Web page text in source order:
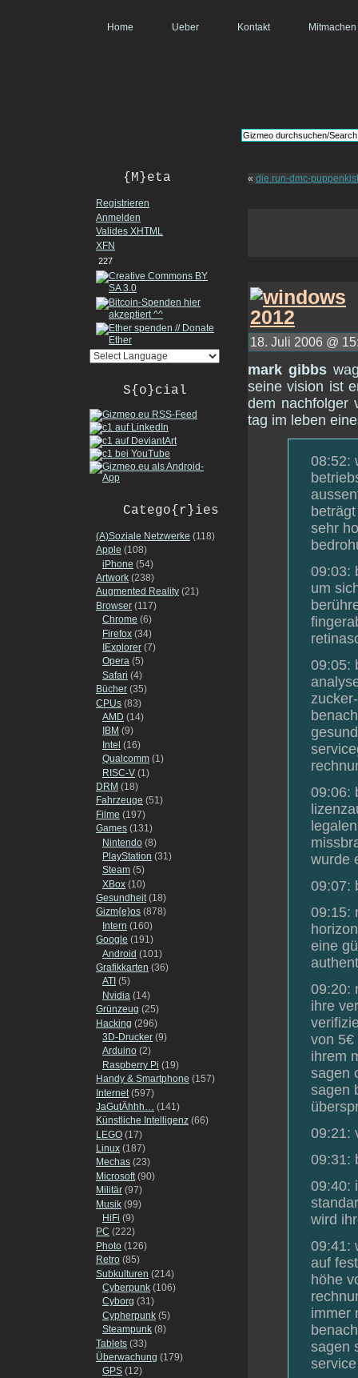
Home Ueber Kontakt Mitmachen
{M}eta
Registrieren
Anmelden
Valides XHTML
XFN
227
S{o}cial
Catego{r}ies
(A)Soziale Netzwerke (118)
Apple (108)
iPhone (54)
Artwork (238)
Augmented Reality (21)
Browser (117)
Chrome (6)
Firefox (34)
IExplorer (7)
Opera (5)
Safari (4)
Bücher (35)
CPUs (83)
AMD (14)
IBM (9)
Intel (16)
Qualcomm (1)
RISC-V (1)
DRM (18)
Fahrzeuge (51)
Filme (197)
Games (131)
Nintendo (8)
PlayStation (31)
Steam (5)
XBox (10)
Gesundheit(18)
Gizm{e}os (878)
Intern (160)
Google (191)
Android (101)
Grafikkarten (36)
ATI (5)
Nvidia (14)
Grünzeug (25)
Hacking (296)
3D-Drucker (9)
Arduino (2)
Raspberry Pi (19)
Handy & Smartphone (157)
Internet (597)
JaGutÄhhh… (141)
Künstliche Intelligenz (66)
LEGO (17)
Linux (187)
Mechas (23)
Microsoft(90)
Militär (97)
Musik (99)
HiFi (9)
PC (222)
Photo (126)
Retro (85)
Subkulturen (214)
Cyberpunk (106)
Cyborg (31)
Cypherpunk (5)
Steampunk (8)
Tablets (33)
Überwachung (179)
GPS (12)
« die run-dmc-
18. Juli 2006 @
mark gibbs
seine vision ist
dem nachfolger
tag im leben
08:52:
sehr
09:03:
um
09:05:
09:06:
wurde
09:07:
09:15:
eine
09:20:
ihre
von 5€
ihrem
sagen
sagen
09:21:
09:31:
09:40:
wird
09:41:
auf
höhe
immer
sagen